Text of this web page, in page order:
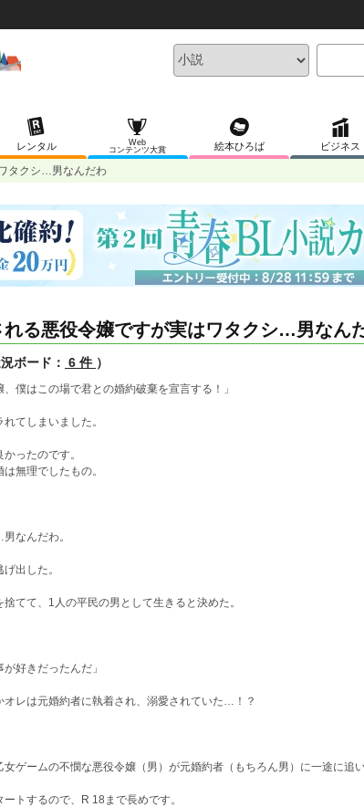
レンタル
Web
コンテンツ大賞
絵本ひろば ビジネス
タクシ…男なんだわ
れる悪役令嬢ですが実はワタクシ…男なん
ボード： 6 件 ）
、僕はこの場で君との婚約破棄を宣言する！」
てしまいました。
ったのです。
無理でしたもの。
なんだわ。
出した。
てて、1人の平民の男として生きると決めた。
が好きだったんだ」
レは元婚約者に執着され、溺愛されていた…！？
ゲームの不憫な悪役令嬢（男）が元婚約者（もちろん男）に一途に追
トするので、R 18まで長めです。